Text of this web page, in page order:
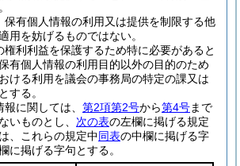
保有個人情報の利用又は提供を制限する他
用を妨げるものではない。
権利利益を保護するため特に必要があると
有個人情報の利用目的以外の目的のため
ける利用を議会の事務局の特定の課又は
する。
に関しては、 第2項第2号から第4号まで
いものとし、 次の表の左欄に掲げる規定
、これらの規定中同表の中欄に掲げる字
に掲げる字句とする。